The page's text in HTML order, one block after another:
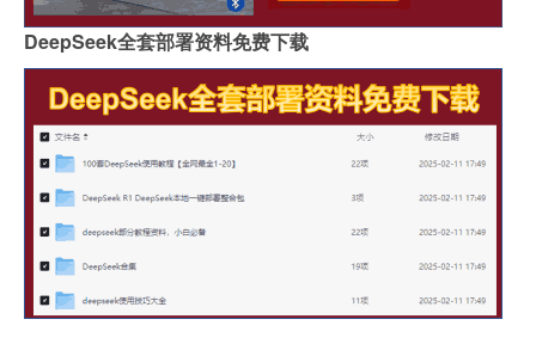
DeepSeek全套部署资料免费下载